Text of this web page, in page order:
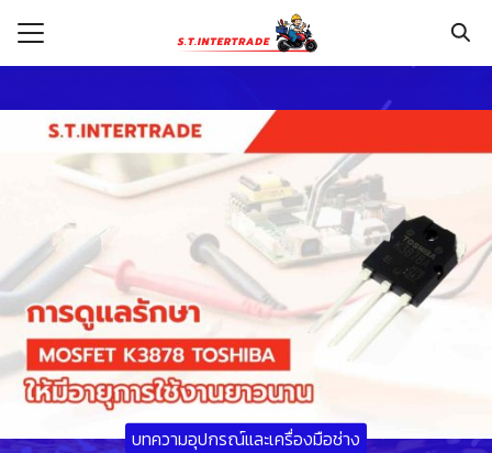
content
ะเงิน
ง
รา
บทความอุปกรณ์และเครื่องมือช่าง